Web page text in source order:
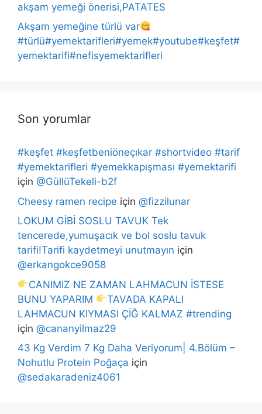
akşam yemeği önerisi,PATATES
Akşam yemeğine türlü var
#türlü#yemektarifleri#yemek#youtube#keşfet#
yemektarifi#nefisyemektarifleri
Son yorumlar
#keşfet #keşfetbeniöneçıkar #shortvideo #tarif
#yemektarifleri #yemekkapışması #yemektarifi
için @GüllüTekeli-b2f
Cheesy ramen recipe için @fizzilunar
LOKUM GİBİ SOSLU TAVUK Tek
tencerede,yumuşacık ve bol soslu tavuk
tarifi!Tarifi kaydetmeyi unutmayın için
@erkangokce9058
CANIMIZ NE ZAMAN LAHMACUN İSTESE
BUNU YAPARIM
TAVADA KAPALI
LAHMACUN KIYMASI ÇİĞ KALMAZ #trending
için @cananyilmaz29
43 Kg Verdim 7 Kg Daha Veriyorum| 4.Bölüm –
Nohutlu Protein Poğaça için
@sedakaradeniz4061